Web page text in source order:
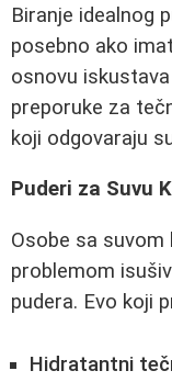
Biranje idealnog
posebno ako
osnovu
preporuke za
koji odgovaraju
Puderi za Suvu
Osobe sa
problemom
pudera. Evo koji
Hidratantni